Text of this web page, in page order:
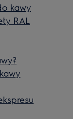
kawy
RAL